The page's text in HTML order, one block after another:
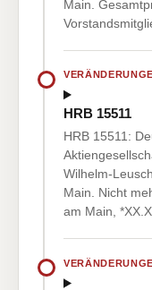
Main.
HRB 15511
HRB 15511:
Wilhelm-
Main. Nicht
am Main,